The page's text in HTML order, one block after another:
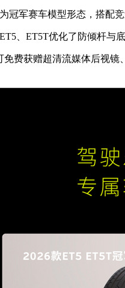
军赛车模型形态，搭配竞
ET5T优化了防倾杆与
获赠超清流媒体后视镜